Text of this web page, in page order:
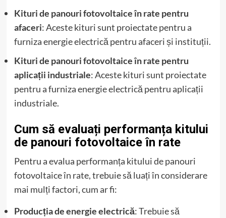
Kituri de panouri fotovoltaice în rate pentru
afaceri: Aceste kituri sunt proiectate pentru a
furniza energie electrică pentru afaceri și instituții.
Kituri de panouri fotovoltaice în rate pentru
aplicații industriale: Aceste kituri sunt proiectate
pentru a furniza energie electrică pentru aplicații
industriale.
Cum să evaluați performanța kitului
de panouri fotovoltaice în rate
Pentru a evalua performanța kitului de panouri
fotovoltaice în rate, trebuie să luați în considerare
mai mulți factori, cum ar fi:
Producția de energie electrică: Trebuie să